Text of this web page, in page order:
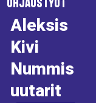
Ohjaustyöt
Aleksis
Kivi
Nummis
uutarit